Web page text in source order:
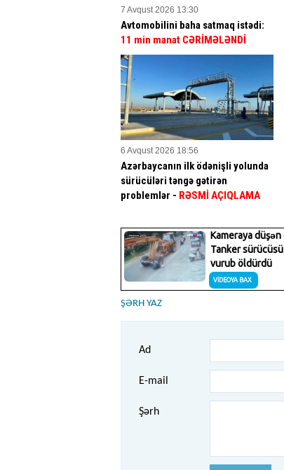
7 Avqust 2026 13:30
Avtomobilini baha satmaq istədi:
11 min manat CƏRİMƏLƏNDİ
6 Avqust 2026 18:56
Azərbaycanın ilk ödənişli yolunda
sürücüləri təngə gətirən
problemlər - RƏSMİ AÇIQLAMA
ŞƏRH YAZ
Ad
E-mail
Şərh